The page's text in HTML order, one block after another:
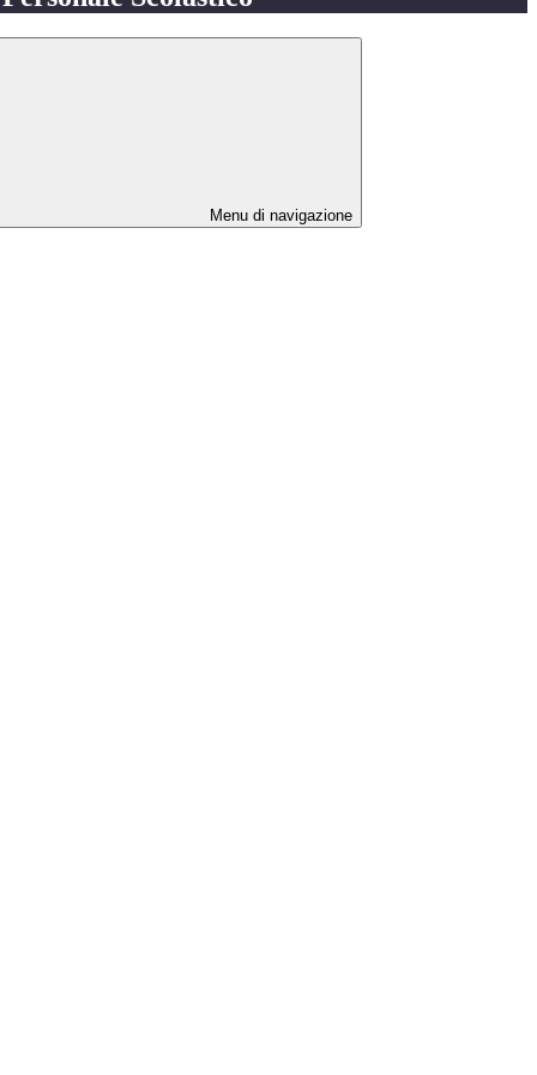
Menu di navigazione